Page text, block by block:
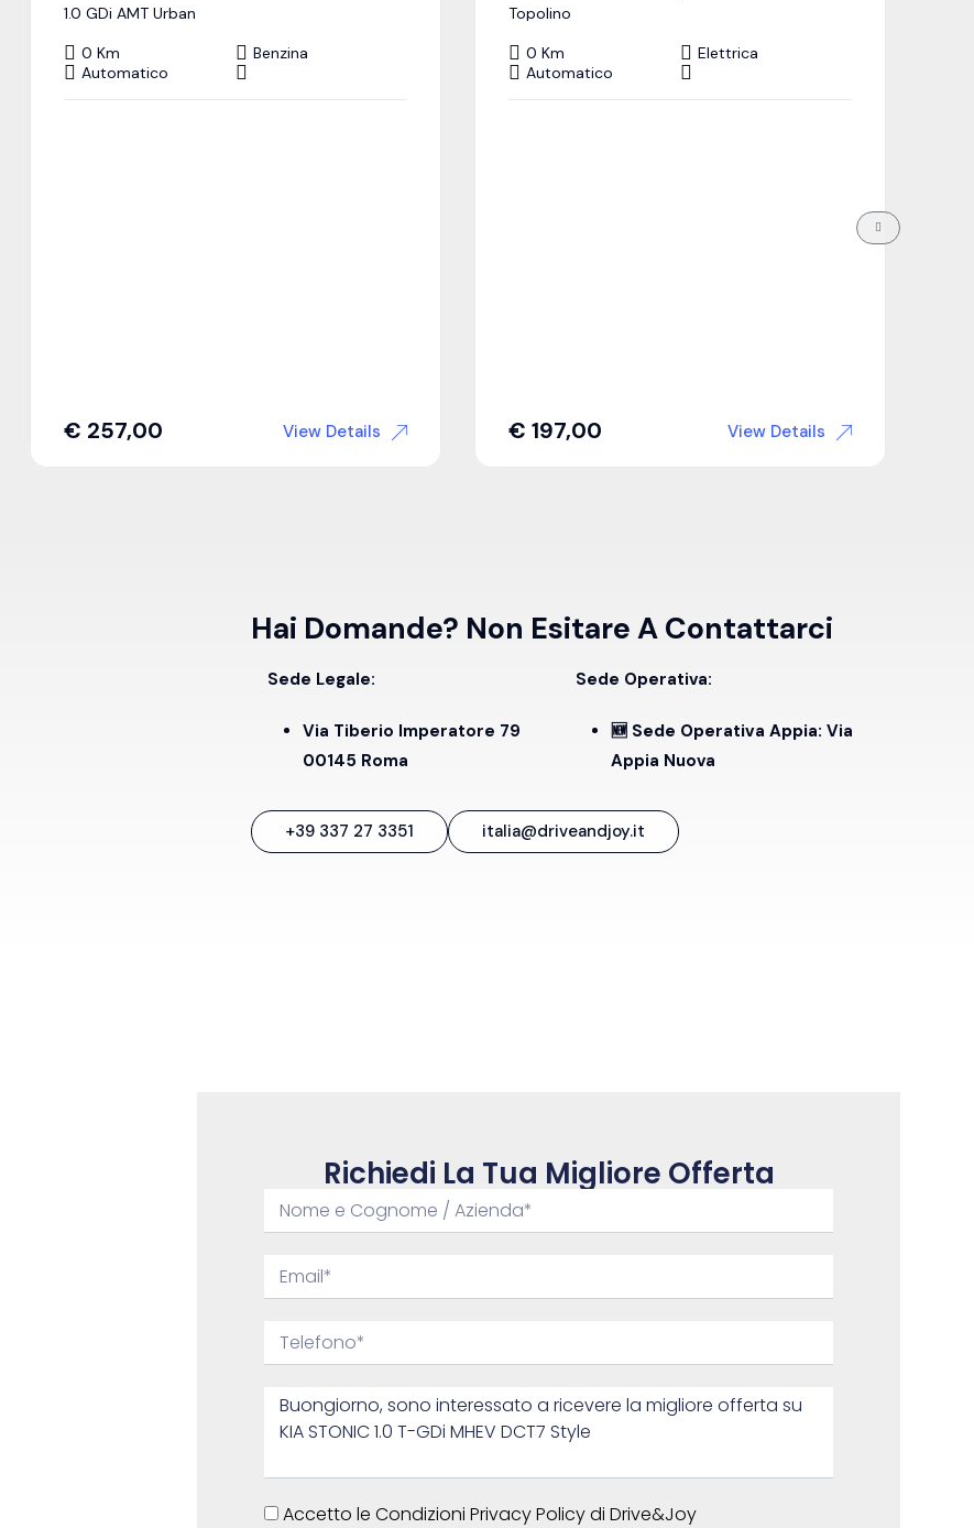
1.0 GDi AMT Urban
0 Km
Benzina
Automatico
€ 257,00 View Details
Topolino
0 Km
Elettrica
Automatico
€ 197,00 View Details
Hai Domande? Non Esitare A Contattarci
Sede Legale:
Via Tiberio Imperatore 79
00145 Roma
Sede Operativa:
🆕 Sede Operativa Appia: Via
Appia Nuova
+39 337 27 3351 italia@driveandjoy.it
Richiedi La Tua Migliore Offerta
Accetto le Condizioni Privacy Policy di Drive&Joy